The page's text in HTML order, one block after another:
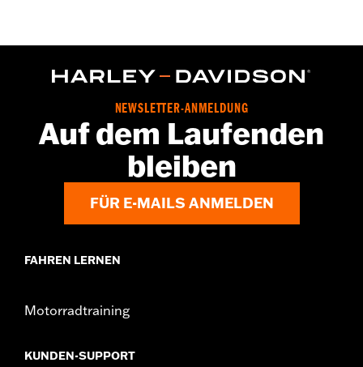
NEWSLETTER-ANMELDUNG
Auf dem Laufenden
bleiben
FÜR E-MAILS ANMELDEN
FAHREN LERNEN
Motorradtraining
KUNDEN-SUPPORT